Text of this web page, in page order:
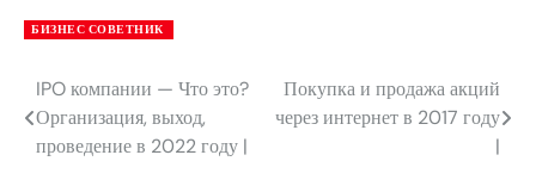
БИЗНЕС СОВЕТНИК
Навигация
по
IPO компании — Что это?
Организация, выход,
проведение в 2022 году |
Покупка и продажа акций
через интернет в 2017 году
|